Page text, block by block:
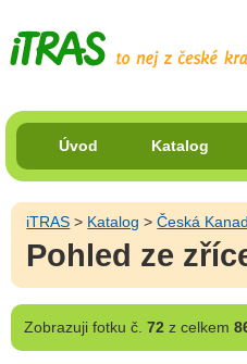
Úvod Katalog
iTRAS > Katalog >Česká
Pohled ze
Zobrazujifotku č. 72 z celkem